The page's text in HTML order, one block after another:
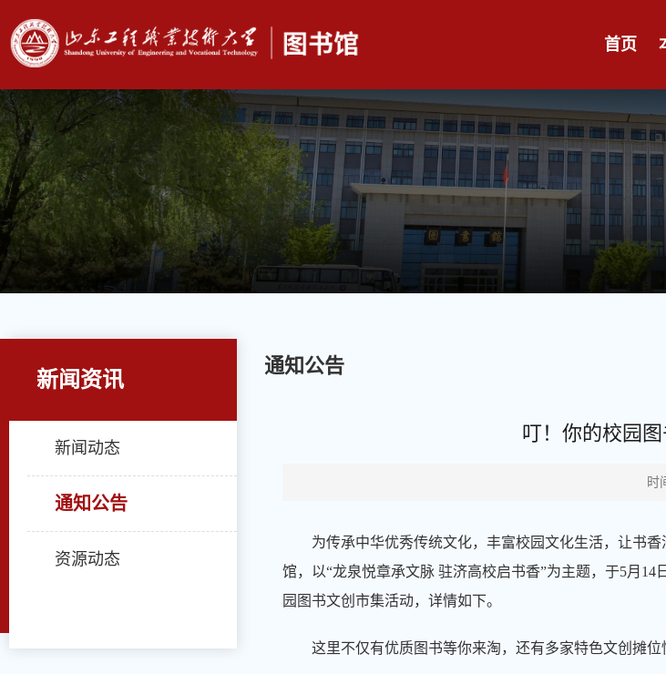
首页
新闻资讯
新闻动态
通知公告
资源动态
通知公告
叮！你的校园
时
为传承中华优秀传统文化，丰富校园文化生活，让书
馆，以“龙泉悦章承文脉 驻济高校启书香”为主题，于5月
园图书文创市集活动，详情如下。
这里不仅有优质图书等你来淘，还有多家特色文创摊